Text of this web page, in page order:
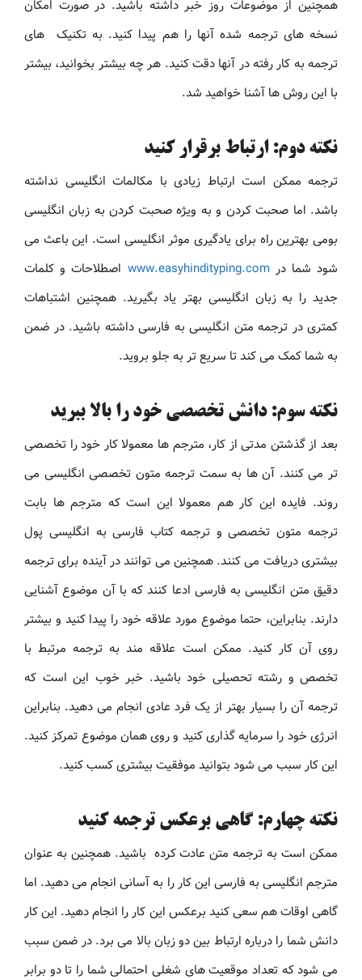
همچنین از موضوعات روز خبر داشته باشید. در صورت امکان
نسخه های ترجمه شده آنها را هم پیدا کنید. به تکنیک های
ترجمه به کار رفته در آنها دقت کنید. هر چه بیشتر بخوانید، بیشتر
با این روش ها آشنا خواهید شد.
نکته دوم: ارتباط برقرار کنید
ترجمه ممکن است ارتباط زیادی با مکالمات انگلیسی نداشته
باشد. اما صحبت کردن و به ویژه صحبت کردن به زبان انگلیسی
بومی بهترین راه برای یادگیری موثر انگلیسی است. این باعث می
شود شما درwww.easyhindityping.com اصطلاحات و کلمات
جدید را به زبان انگلیسی بهتر یاد بگیرید. همچنین اشتباهات
کمتری در ترجمه متن انگلیسی به فارسی داشته باشید. در ضمن
به شما کمک می کند تا سریع تر به جلو بروید.
نکته سوم: دانش تخصصی خود را بالا ببرید
بعد از گذشتن مدتی از کار، مترجم ها معمولا کار خود را تخصصی
تر می کنند. آن ها به سمت ترجمه متون تخصصی انگلیسی می
روند. فایده این کار هم معمولا این است که مترجم ها بابت
ترجمه متون تخصصی و ترجمه کتاب فارسی به انگلیسی پول
بیشتری دریافت می کنند. همچنین می توانند در آینده برای ترجمه
دقیق متن انگلیسی به فارسی ادعا کنند که با آن موضوع آشنایی
دارند. بنابراین، حتما موضوع مورد علاقه خود را پیدا کنید و بیشتر
روی آن کار کنید. ممکن است علاقه مند به ترجمه مرتبط با
تخصص و رشته تحصیلی خود باشید. خبر خوب این است که
ترجمه آن را بسیار بهتر از یک فرد عادی انجام می دهید. بنابراین
انرژی خود را سرمایه گذاری کنید و روی همان موضوع تمرکز کنید.
این کار سبب می شود بتوانید موفقیت بیشتری کسب کنید.
نکته چهارم: گاهی برعکس ترجمه کنید
ممکن است به ترجمه متن عادت کرده باشید. همچنین به عنوان
مترجم انگلیسی به فارسی این کار را به آسانی انجام می دهید. اما
گاهی اوقات هم سعی کنید برعکس این کار را انجام دهید. این کار
دانش شما را درباره ارتباط بین دو زبان بالا می برد. در ضمن سبب
می شود که تعداد موقعیت های شغلی احتمالی شما را تا دو برابر